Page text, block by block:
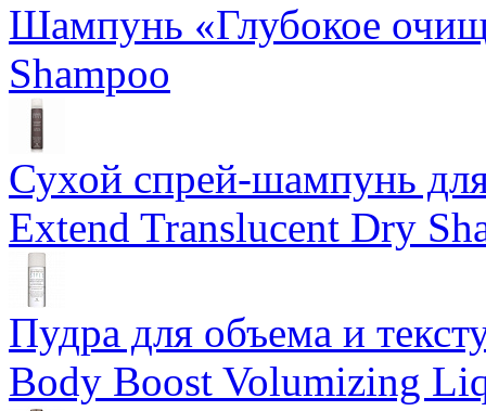
Шампунь «Глубокое
Shampoo
Сухой спрей-шампунь
Extend Translucent Dry
Пудра для объема и
Body Boost Volumizing